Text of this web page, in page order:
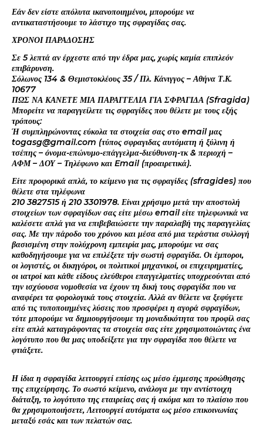
Εάν δεν είστε απόλυτα ικανοποιημένοι, μπορούμε να
αντικαταστήσουμε το λάστιχο της σφραγίδας σας.
ΧΡΟΝΟΙ ΠΑΡΑΔΟΣΗΣ
Σε 5 λεπτά αν έρχεστε από την έδρα μας, χωρίς καμία επιπλεόν
επιβάρυνση.
Σόλωνος 134 & Θεμιστοκλέους 35 / Πλ. Κάνιγγος – Αθήνα Τ.Κ.
10677
ΠΩΣ ΝΑ ΚΑΝΕΤΕ ΜΙΑ ΠΑΡΑΓΓΕΛΙΑ ΓΙΑ ΣΦΡΑΓΙΔΑ (Sfragida)
Μπορείτε να παραγγείλετε τις σφραγίδες που θέλετε με τους εξής
τρόπους:
Ή συμπληρώνοντας εύκολα τα στοιχεία σας στο email μας
togasg@gmail.com (τύπος σφραγιδας αυτόματη ή ξύλινη ή
τσέπης – όνομα-επώνυμο-επάγγελμα-διεύθυνση-τκ & περιοχή –
ΑΦΜ – ΔΟΥ – Τηλέφωνο και Email (προαιρετικά).
Είτε προφορικά απλά, το κείμενο για τις σφραγίδες (sfragides) που
θέλετε στα τηλέφωνα
210 3827515 ή 210 3301978. Είναι χρήσιμο μετά την αποστολή
στοιχείων των σφραγίδων σας είτε μέσω email είτε τηλεφωνικά να
καλέσετε απλά για να επιβεβαιώσετε την παραλαβή της παραγγελίας
σας. Με την πάροδο του χρόνου και μέσα από μια τεράστια συλλογή
βασισμένη στην πολύχρονη εμπειρία μας, μπορούμε να σας
καθοδηγήσουμε για να επιλέξετε τήν σωστή σφραγίδα. Οι έμποροι,
οι λογιστές, οι δικηγόροι, οι πολιτικοί μηχανικοί, οι επιχειρηματίες,
οι ιατροί και κάθε είδους ελεύθεροι επαγγελματίες υποχρεούνται από
την ισχύουσα νομοθεσία να έχουν τη δική τους σφραγίδα που να
αναφέρει τα φορολογικά τους στοιχεία. Αλλά αν θέλετε να ξεφύγετε
από τις τυποποιημένες λύσεις που προσφέρει η αγορά σφραγίδων,
τότε μπορούμε να δημιουργήσουμε τη μοναδικότητα του προφίλ σας
είτε απλά καταγράφοντας τα στοιχεία σας είτε χρησιμοποιώντας ένα
λογότυπο που θα μας υποδείξετε για την σφραγίδα που θέλετε να
φτιάξετε.
Η ίδια η σφραγίδα λειτουργεί επίσης ως μέσο έμμεσης προώθησης
της επιχείρησης. Το σωστό κείμενο, ανάλογα με την αντίστοιχη
διάταξη, το λογότυπο της εταιρείας σας ή ακόμα και το πλαίσιο που
θα χρησιμοποιήσετε, Λειτουργεί αυτόματα ως μέσο επικοινωνίας
μεταξύ εσάς και των πελατών σας.